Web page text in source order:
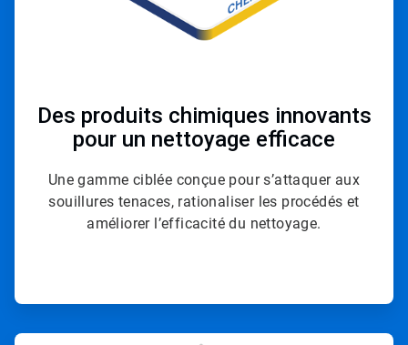
Des produits chimiques innovants
pour un nettoyage efficace
Une gamme ciblée conçue pour s’attaquer aux
souillures tenaces, rationaliser les procédés et
améliorer l’efficacité du nettoyage.